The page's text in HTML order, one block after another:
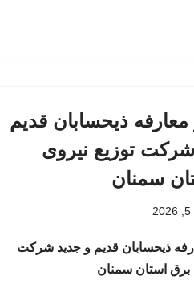
معارفه ذیحسابان قدیم
توزیع نیروی
سمنان
ذیحسابان قدیم و جدید شرکت
برق استان سمنان